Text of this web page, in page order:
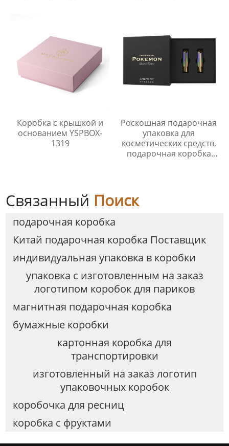
Коробка с крышкой и
основанием YSPBOX-
1319
Роскошная подарочная
упаковка для
косметических средств,
подарочная коробка
Связанный Поиск
подарочная коробка
Китай подарочная коробка Поставщик
индивидуальная упаковка в коробки
упаковка с изготовленным на заказ
логотипом коробок для париков
магнитная подарочная коробка
бумажные коробки
картонная коробка для
транспортировки
изготовленный на заказ логотип
упаковочных коробок
коробочка для ресниц
коробка с фруктами